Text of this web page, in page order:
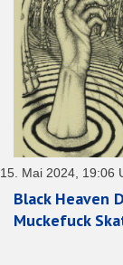
15. Mai 2024, 19:06
Black Heaven
Muckefuck